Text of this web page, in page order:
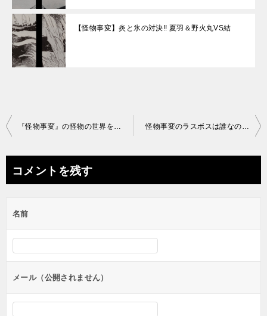
【怪物事変】炎と氷の対決!! 夏羽＆野火丸VS結
投
ビ
ー
シ
ン
『怪物事変』の怪物の世界を深掘り!! 怪物の種族や歴史など
怪物事変のラスボスは誰なのか!?
コメントを残す
名前
メール（公開されません）